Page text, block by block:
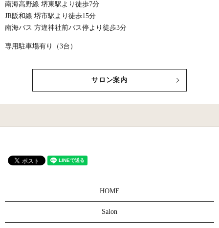
南海高野線 堺東駅より徒歩7分
JR阪和線 堺市駅より徒歩15分
南海バス 方違神社前バス停より徒歩3分
専用駐車場有り（3台）
サロン案内
HOME
Salon